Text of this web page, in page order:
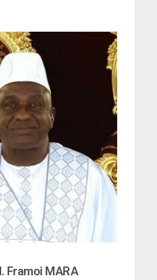
Framoi MARA